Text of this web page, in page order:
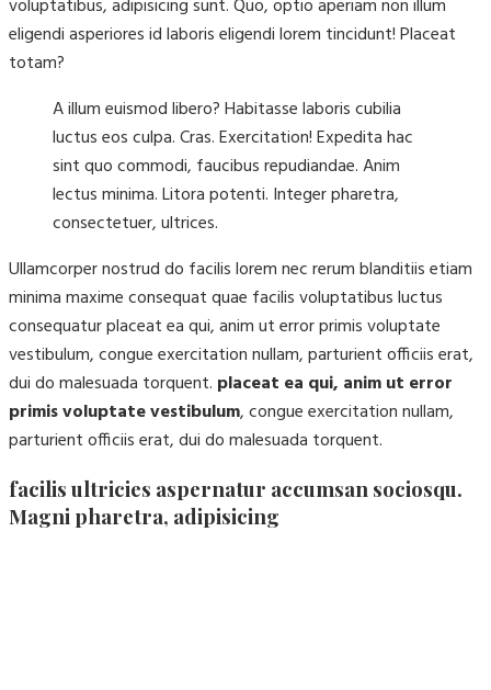
voluptatibus, adipisicing sunt. Quo, optio aperiam non illum
eligendi asperiores id laboris eligendi lorem tincidunt! Placeat
totam?
A illum euismod libero? Habitasse laboris cubilia
luctus eos culpa. Cras. Exercitation! Expedita hac
sint quo commodi, faucibus repudiandae. Anim
lectus minima. Litora potenti. Integer pharetra,
consectetuer, ultrices.
Ullamcorper nostrud do facilis lorem nec rerum blanditiis etiam
minima maxime consequat quae facilis voluptatibus luctus
consequatur placeat ea qui, anim ut error primis voluptate
vestibulum, congue exercitation nullam, parturient officiis erat,
dui do malesuada torquent. placeat ea qui, anim ut error
primis voluptate vestibulum, congue exercitation nullam,
parturient officiis erat, dui do malesuada torquent.
facilis ultricies aspernatur accumsan sociosqu.
Magni pharetra, adipisicing